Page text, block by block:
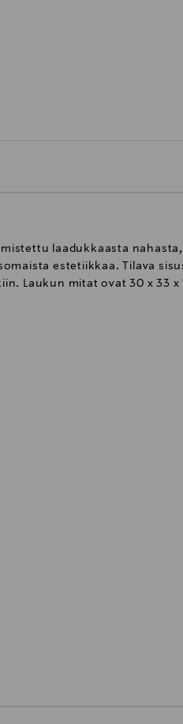
laadukkaasta
estetiikkaa. Tilava
Laukun mitat ovat 30 x 33